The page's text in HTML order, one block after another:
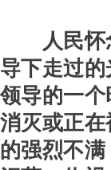
人民
导下走过
领导的一
消灭或正
的强烈不